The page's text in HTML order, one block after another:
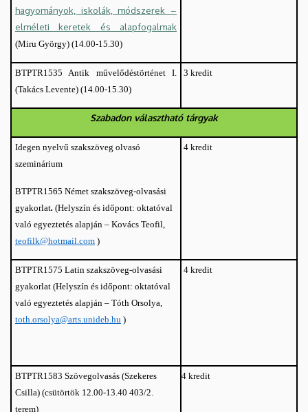
hagyományok, iskolák, módszerek –
elméleti keretek és alapfogalmak
(Miru György) (14.00-15.30)
BTPTR1535 Antik művelődéstörténet I.
(Takács Levente) (14.00-15.30)
3 kredit
Szabadon választható tárgyak
Idegen nyelvű szakszöveg olvasó
szeminárium
BTPTR1565 Német szakszöveg-olvasási
gyakorlat. (Helyszín és időpont: oktatóval
való egyeztetés alapján – Kovács Teofil,
teofilk@hotmail.com )
4 kredit
BTPTR1575 Latin szakszöveg-olvasási
gyakorlat (Helyszín és időpont: oktatóval
való egyeztetés alapján – Tóth Orsolya,
toth.orsolya@arts.unideb.hu )
4 kredit
BTPTR1583 Szövegolvasás (Szekeres
Csilla) (csütörtök 12.00-13.40 403/2.
terem)
4 kredit